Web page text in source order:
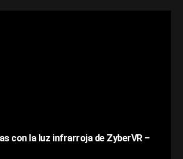
con la luz infrarroja de ZyberVR –